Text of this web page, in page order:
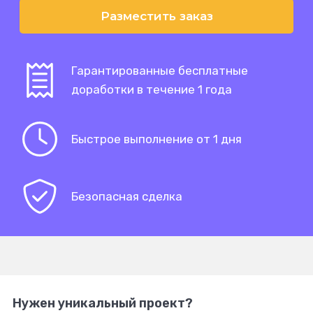
Разместить заказ
Гарантированные бесплатные
доработки в течение 1 года
Быстрое выполнение от 1 дня
Безопасная сделка
Нужен уникальный проект?